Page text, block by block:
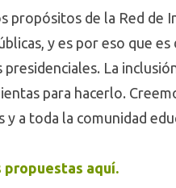
propósitos de la Red de
y es por eso que
presidenciales. La
para hacerlo.
y a toda la comunidad
propuestas aquí.